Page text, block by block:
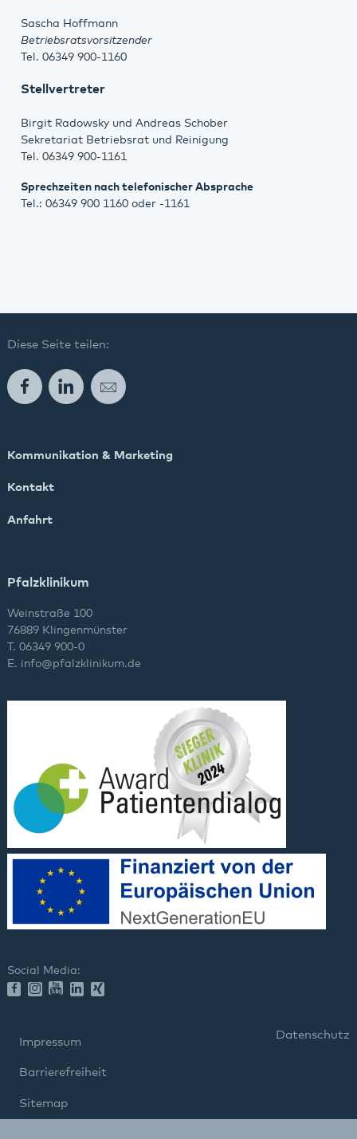
Sascha Hoffmann
Betriebsratsvorsitzender
Tel. 06349 900-1160
Stellvertreter
Birgit Radowsky und Andreas Schober
Sekretariat Betriebsrat und Reinigung
Tel. 06349 900-1161
Sprechzeiten nach telefonischer Absprache
Tel.: 06349 900 1160 oder -1161
Diese Seite teilen:
FacebookLinkedInE-Mail
Kommunikation & Marketing
Kontakt
Anfahrt
Pfalzklinikum
Weinstraße 100
76889 Klingenmünster
T. 06349 900-0
E. info@pfalzklinikum.de
Social Media:
Impressum
Datenschutz
Barrierefreiheit
Sitemap